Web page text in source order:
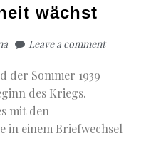
wächst
Leave a comment
der Sommer 1939
des Kriegs.
mit den
in einem Briefwechsel